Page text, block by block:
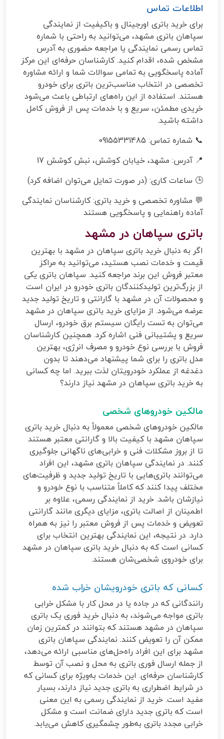
اطلاعات تماس
برای خرید باتری اورجینال و باکیفیت از نمایندگی
سپاهان باتری مشهد، می‌توانید به راحتی با شماره
تماس رسمی نمایندگی یا مراجعه حضوری به آدرس
مشخص شده، اقدام کنید. کارشناسان حرفه‌ای این مرکز
آماده پاسخگویی به تمامی سوالات شما و ارائه مشاوره
تخصصی در انتخاب مناسب‌ترین باتری برای خودرو
هستند. استفاده از این راه‌های ارتباطی باعث می‌شود
خریدی مطمئن، سریع و با خدمات پس از فروش کامل
داشته باشید.
📞 شماره تماس: 09155331485
📍 آدرس: مشهد، خیابان کوشش، نبش کوشش 17
🕒 ساعات کاری: (در صورت تمایل می‌توان اضافه کرد)
💬 مشاوره تخصصی و خرید باتری: کارشناسان نمایندگی
آماده راهنمایی و پاسخگویی هستند
باتری سپاهان در مشهد
اگر به دنبال خرید باتری سپاهان در مشهد با بهترین
قیمت و خدمات نصب هستید، می‌توانید به مراکز
معتبر فروش این برند مراجعه کنید. سپاهان باتری یکی
از بزرگ‌ترین تولیدکنندگان باتری خودرو در ایران است
و محصولات آن در مشهد با گارانتی و تاریخ تولید جدید
عرضه می‌شود. از مزایای خرید باتری سپاهان در مشهد
می‌توان به تست رایگان سیستم برق خودرو، ارسال
سریع و پشتیبانی فنی اشاره کرد. همچنین کارشناسان
فروش با بررسی نوع خودرو و مصرف انرژی، بهترین
مدل باتری را برای شما پیشنهاد می‌دهند تا بدون
دغدغه از عملکرد خودرویتان لذت ببرید. اما چه کسانی
به خرید باتری سپاهان در مشهد نیاز دارند؟
مالکین خودروهای شخصی
مالکین خودروهای شخصی معمولاً به دنبال خرید باتری
سپاهان مشهد با کیفیت بالا و گارانتی معتبر هستند
تا از بروز مشکلات فنی و خرابی‌های ناگهانی جلوگیری
کنند. در نمایندگی سپاهان باتری مشهد، این افراد
می‌توانند باتری‌هایی با تاریخ تولید جدید و ظرفیت‌های
مختلف پیدا کنند که کاملاً متناسب با نوع خودرو و
نیازشان باشد. خرید از نمایندگی رسمی، علاوه بر
اطمینان از اصالت باتری، مزایای دیگری مانند گارانتی
تعویض و خدمات پس از فروش معتبر را نیز به همراه
دارد. در نتیجه، این نمایندگی بهترین انتخاب برای
کسانی است که به دنبال خرید باتری سپاهان در مشهد
برای خودروی شخصی‌شان هستند.
کسانی که باتری خودرویشان خراب شده
رانندگانی که در جاده یا در محل کار با مشکل خرابی
باتری مواجه می‌شوند، به دنبال خرید فوری یک باتری
سپاهان در مشهد هستند که بتوانند در کمترین زمان
ممکن آن را تعویض کنند. نمایندگی سپاهان باتری
مشهد برای این افراد راه‌حل‌های مناسبی ارائه می‌دهد،
از جمله ارسال فوری باتری به محل و نصب آن توسط
کارشناسان حرفه‌ای. این خدمات به‌ویژه برای کسانی که
در شرایط اضطراری به باتری جدید نیاز دارند، بسیار
مفید است. خرید از نمایندگی رسمی به این معنی
است که باتری جدید دارای ضمانت است و مشکل
خرابی مجدد باتری به‌طور چشمگیری کاهش می‌یابد.